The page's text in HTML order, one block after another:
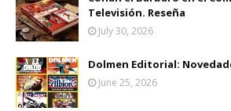
Televisión. Reseña
July 30, 2026
Dolmen Editorial:
June 25, 2026